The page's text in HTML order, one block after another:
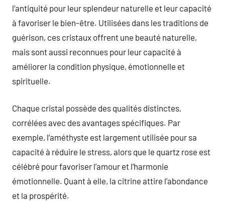
l’antiquité pour leur splendeur naturelle et leur capacité
à favoriser le bien-être. Utilisées dans les traditions de
guérison, ces cristaux offrent une beauté naturelle,
mais sont aussi reconnues pour leur capacité à
améliorer la condition physique, émotionnelle et
spirituelle.
Chaque cristal possède des qualités distinctes,
corrélées avec des avantages spécifiques. Par
exemple, l’améthyste est largement utilisée pour sa
capacité à réduire le stress, alors que le quartz rose est
célébré pour favoriser l’amour et l’harmonie
émotionnelle. Quant à elle, la citrine attire l’abondance
et la prospérité.